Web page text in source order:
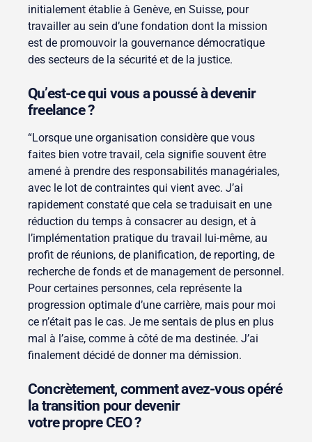
initialement établie à Genève, en Suisse, pour
travailler au sein d’une fondation dont la mission
est de promouvoir la gouvernance démocratique
des secteurs de la sécurité et de la justice.
Qu’est-ce qui vous a poussé à devenir
freelance ?
“Lorsque une organisation considère que vous
faites bien votre travail, cela signifie souvent être
amené à prendre des responsabilités managériales,
avec le lot de contraintes qui vient avec. J’ai
rapidement constaté que cela se traduisait en une
réduction du temps à consacrer au design, et à
l’implémentation pratique du travail lui-même, au
profit de réunions, de planification, de reporting, de
recherche de fonds et de management de personnel.
Pour certaines personnes, cela représente la
progression optimale d’une carrière, mais pour moi
ce n’était pas le cas. Je me sentais de plus en plus
mal à l’aise, comme à côté de ma destinée. J’ai
finalement décidé de donner ma démission.
Concrètement, comment avez-vous opéré
la transition pour devenir
votre propre CEO ?